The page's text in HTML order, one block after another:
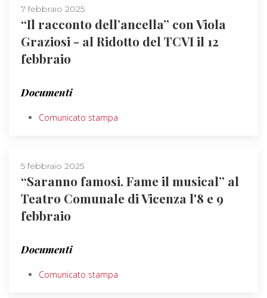
7 febbraio 2025
“Il racconto dell’ancella” con Viola
Graziosi - al Ridotto del TCVI il 12
febbraio
Documenti
Comunicato stampa
5 febbraio 2025
“Saranno famosi. Fame il musical” al
Teatro Comunale di Vicenza l'8 e 9
febbraio
Documenti
Comunicato stampa